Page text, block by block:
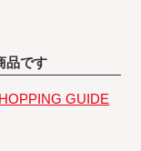
品です
GUIDE